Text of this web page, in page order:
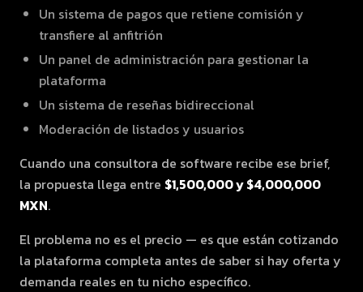
Un sistema de pagos que retiene comisión y
transfiere al anfitrión
Un panel de administración para gestionar la
plataforma
Un sistema de reseñas bidireccional
Moderación de listados y usuarios
Cuando una consultora de software recibe ese brief,
la propuesta llega entre $1,500,000 y $4,000,000
MXN.
El problema no es el precio — es que están cotizando
la plataforma completa antes de saber si hay oferta y
demanda reales en tu nicho específico.